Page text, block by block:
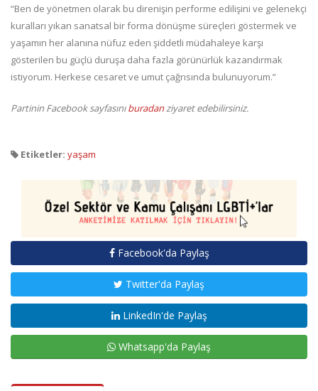
“Ben de yönetmen olarak bu direnişin performe edilişini ve gelenekçi
kuralları yıkan sanatsal bir forma dönüşme süreçleri göstermek ve
yaşamın her alanına nüfuz eden şiddetli müdahaleye karşı
gösterilen bu güçlü duruşa daha fazla görünürlük kazandırmak
istiyorum. Herkese cesaret ve umut çağrısında bulunuyorum.”
Partinin Facebook sayfasınıburadanziyaret edebilirsiniz.
Etiketler: yaşam
Facebook'da Paylaş
Twitter'da Paylaş
LinkedIn'de Paylaş
Whatsapp'da Paylaş